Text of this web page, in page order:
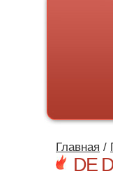
Главная /
DE